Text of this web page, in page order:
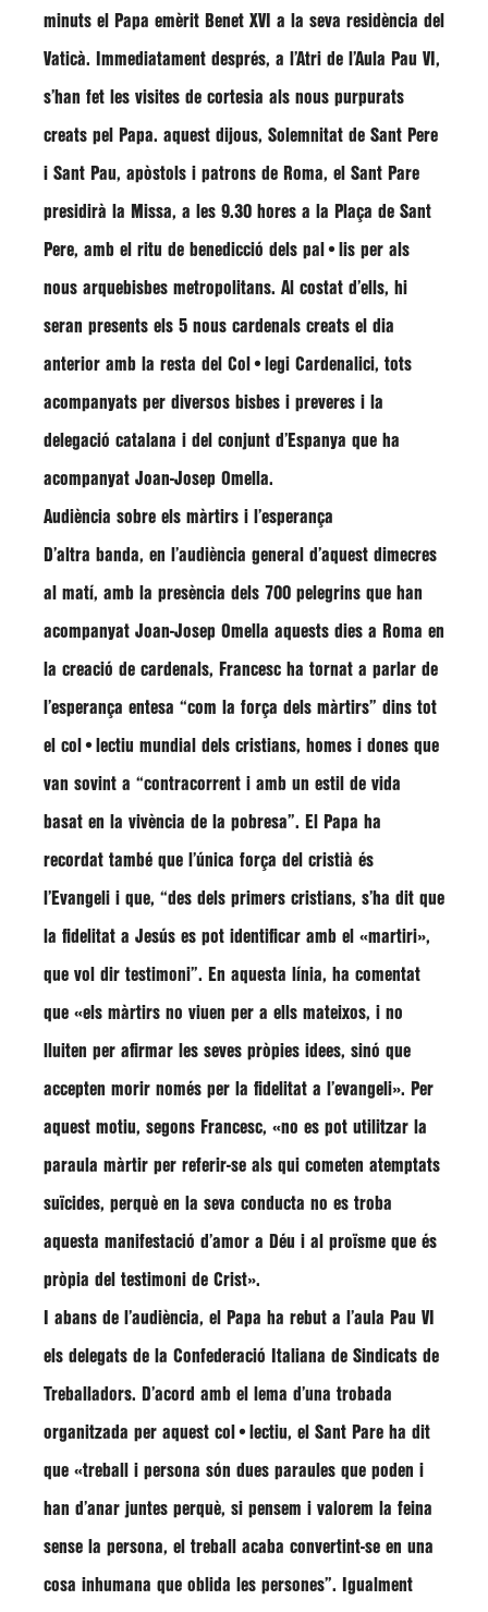
minuts el Papa emèrit Benet XVI a la seva residència del
Vaticà. Immediatament després, a l’Atri de l’Aula Pau VI,
s’han fet les visites de cortesia als nous purpurats
creats pel Papa. aquest dijous, Solemnitat de Sant Pere
i Sant Pau, apòstols i patrons de Roma, el Sant Pare
presidirà la Missa, a les 9.30 hores a la Plaça de Sant
Pere, amb el ritu de benedicció dels pal•lis per als
nous arquebisbes metropolitans. Al costat d’ells, hi
seran presents els 5 nous cardenals creats el dia
anterior amb la resta del Col•legi Cardenalici, tots
acompanyats per diversos bisbes i preveres i la
delegació catalana i del conjunt d’Espanya que ha
acompanyat Joan-Josep Omella.
Audiència sobre els màrtirs i l’esperança
D’altra banda, en l’audiència general d’aquest dimecres
al matí, amb la presència dels 700 pelegrins que han
acompanyat Joan-Josep Omella aquests dies a Roma en
la creació de cardenals, Francesc ha tornat a parlar de
l’esperança entesa “com la força dels màrtirs” dins tot
el col•lectiu mundial dels cristians, homes i dones que
van sovint a “contracorrent i amb un estil de vida
basat en la vivència de la pobresa”. El Papa ha
recordat també que l’única força del cristià és
l’Evangeli i que, “des dels primers cristians, s’ha dit que
la fidelitat a Jesús es pot identificar amb el «martiri»,
que vol dir testimoni”. En aquesta línia, ha comentat
que «els màrtirs no viuen per a ells mateixos, i no
lluiten per afirmar les seves pròpies idees, sinó que
accepten morir només per la fidelitat a l’evangeli». Per
aquest motiu, segons Francesc, «no es pot utilitzar la
paraula màrtir per referir-se als qui cometen atemptats
suïcides, perquè en la seva conducta no es troba
aquesta manifestació d’amor a Déu i al proïsme que és
pròpia del testimoni de Crist».
I abans de l’audiència, el Papa ha rebut a l’aula Pau VI
els delegats de la Confederació Italiana de Sindicats de
Treballadors. D’acord amb el lema d’una trobada
organitzada per aquest col•lectiu, el Sant Pare ha dit
que «treball i persona són dues paraules que poden i
han d’anar juntes perquè, si pensem i valorem la feina
sense la persona, el treball acaba convertint-se en una
cosa inhumana que oblida les persones”. Igualment